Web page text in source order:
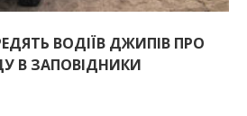
ВОДІЇВ ДЖИПІВ ПРО
В ЗАПОВІДНИКИ